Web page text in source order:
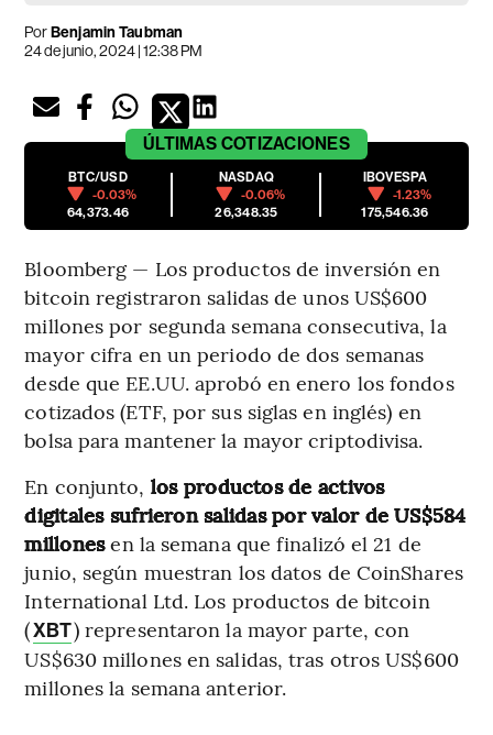
PorBenjamin Taubman
24 de junio, 2024 | 12:38 PM
ÚLTIMAS COTIZACIONES
BTC/USD
-0.03%
64,373.46
NASDAQ
-0.06%
26,348.35
IBOVESPA
-1.23%
175,546.36
Bloomberg — Los productos de inversión en
bitcoin registraron salidas de unos US$600
millones por segunda semana consecutiva, la
mayor cifra en un periodo de dos semanas
desde que EE.UU. aprobó en enero los fondos
cotizados (ETF, por sus siglas en inglés) en
bolsa para mantener la mayor criptodivisa.
En conjunto, los productos de activos
digitales sufrieron salidas por valor de US$584
millonesen la semana que finalizó el 21 de
junio, según muestran los datos de CoinShares
International Ltd. Los productos de bitcoin
(XBT) representaron la mayor parte, con
US$630 millones en salidas, tras otros US$600
millones la semana anterior.